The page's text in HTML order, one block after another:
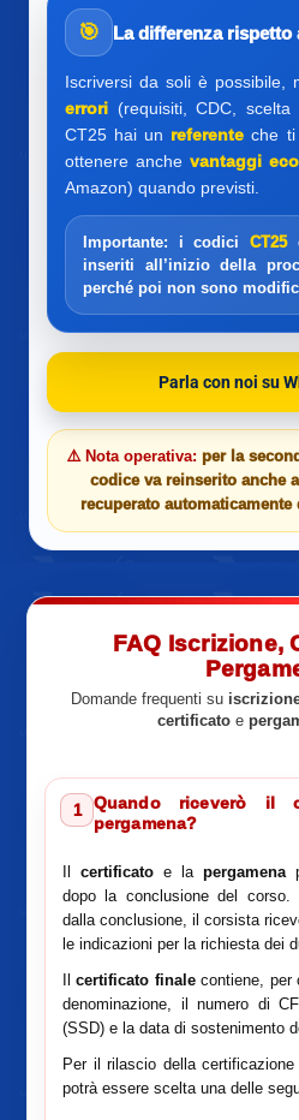
🎯 La differenza rispetto
Iscriversi da soli è possibile,
errori (requisiti, CDC,
CT25 hai un referente che ti
ottenere anche vantaggi
Amazon) quando previsti.
Importante: i codici CT25
inseriti all’iniziodella
perché poi non sono
Parla con noi su
⚠️ Nota operativa: per la
codice va reinserito anche
recuperato
FAQ Iscrizione,
Domande frequenti su
certificatoe
1
Quando riceverò il
pergamena?
certificato e la pergamena
dopo la conclusione del corso.
dalla conclusione, il corsista
le indicazioni per la richiesta dei
Ilcertificato finalecontiene, per
denominazione, il numero di
(SSD) e la data di sostenimento
Per il rilascio della
potrà essere scelta una delle